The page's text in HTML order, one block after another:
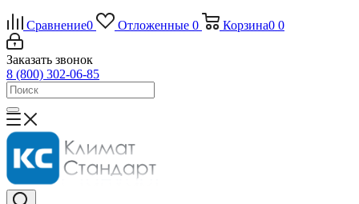
Сравнение0 Отложенные 0 Корзина0 0
Заказать звонок
8 (800) 302-06-85